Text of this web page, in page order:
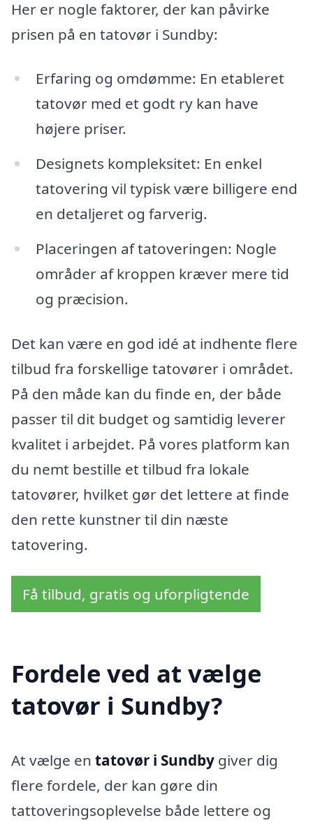
Her er nogle faktorer, der kan påvirke
prisen på en tatovør i Sundby:
Erfaring og omdømme: En etableret
tatovør med et godt ry kan have
højere priser.
Designets kompleksitet: En enkel
tatovering vil typisk være billigere end
en detaljeret og farverig.
Placeringen af tatoveringen: Nogle
områder af kroppen kræver mere tid
og præcision.
Det kan være en god idé at indhente flere
tilbud fra forskellige tatovører i området.
På den måde kan du finde en, der både
passer til dit budget og samtidig leverer
kvalitet i arbejdet. På vores platform kan
du nemt bestille et tilbud fra lokale
tatovører, hvilket gør det lettere at finde
den rette kunstner til din næste
tatovering.
Få tilbud, gratis og uforpligtende
Fordele ved at vælge
tatovør i Sundby?
At vælge en tatovør i Sundby giver dig
flere fordele, der kan gøre din
tattoveringsoplevelse både lettere og